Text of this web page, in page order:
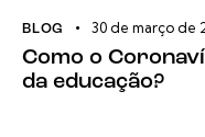
BLOG 30 de março de
Como o
da educação?